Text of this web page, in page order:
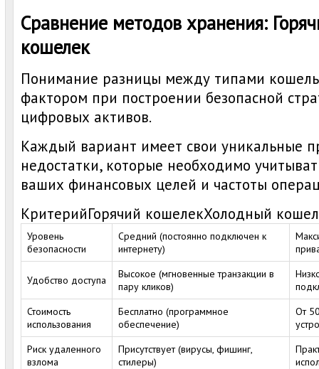
Сравнение методов хранения:
кошелек
Понимание разницы между типами
фактором при построении безопасной
цифровых активов.
Каждый вариант имеет свои уникальные
недостатки, которые необходимо
ваших финансовых целей и частоты
КритерийГорячий кошелекХолодный
Уровень
безопасности
Средний (постоянно подключен к
интернету)
Удобство доступа
Высокое (мгновенные транзакции в
пару кликов)
Стоимость
использования
Бесплатно (программное
обеспечение)
От
Риск удаленного
взлома
Присутствует (вирусы, фишинг,
стилеры)